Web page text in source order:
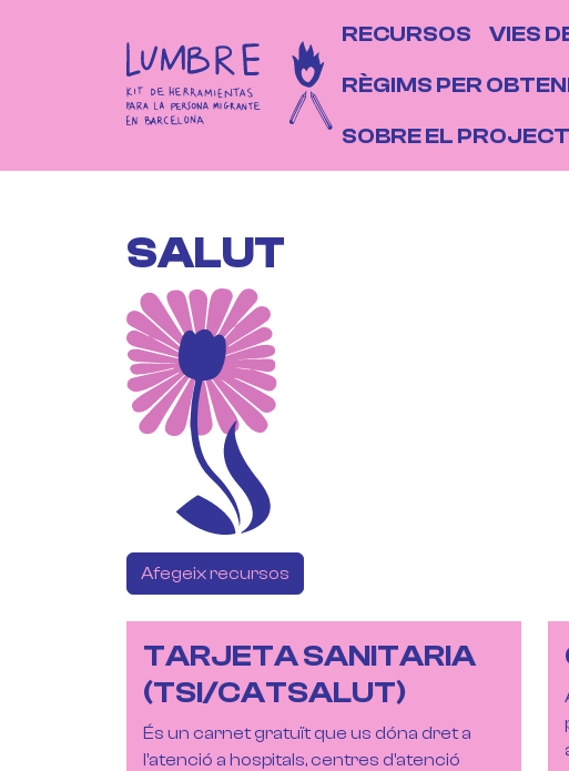
RECURSOS
VIES
RÈGIMS PER
SOBRE EL
SALUT
Afegeix recursos
TARJETA SANITARIA
(TSI/CATSALUT)
És un carnet gratuït que us dóna dret a
l'atenció a hospitals, centres d'atenció